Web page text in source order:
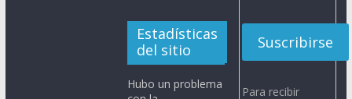
Estadísticas
del sitio
Hubo un problema
Para recibir